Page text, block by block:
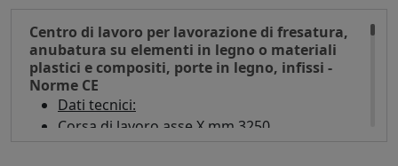
Centro di lavoro per lavorazione di fresatura,
anubatura su elementi in legno o materiali
plastici e compositi, porte in legno, infissi -
Norme CE
Dati tecnici:
Corsa di lavoro asse X mm 3250